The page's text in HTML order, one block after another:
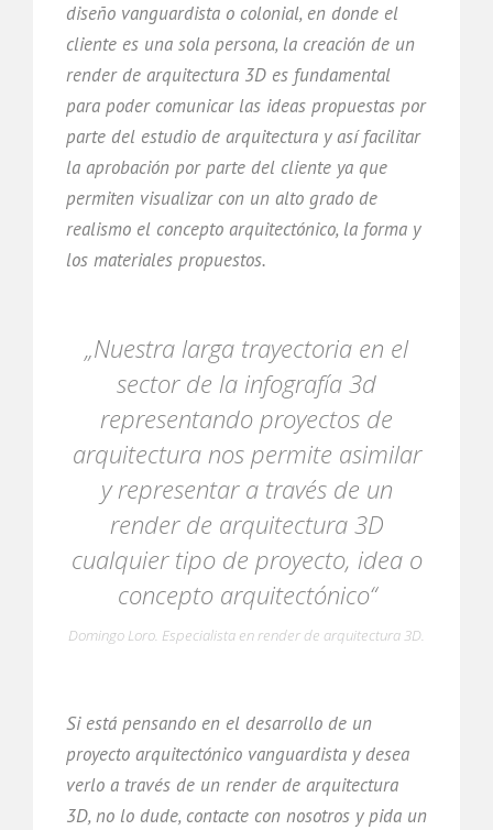
diseño vanguardista o colonial, en donde el
cliente es una sola persona, la creación de un
render de arquitectura 3D es fundamental
para poder comunicar las ideas propuestas por
parte del estudio de arquitectura y así facilitar
la aprobación por parte del cliente ya que
permiten visualizar con un alto grado de
realismo el concepto arquitectónico, la forma y
los materiales propuestos.
„Nuestra larga trayectoria en el
sector de la infografía 3d
representando proyectos de
arquitectura nos permite asimilar
y representar a través de un
render de arquitectura 3D
cualquier tipo de proyecto, idea o
concepto arquitectónico“
Domingo Loro. Especialista en render de arquitectura 3D.
Si está pensando en el desarrollo de un
proyecto arquitectónico vanguardista y desea
verlo a través de un render de arquitectura
3D, no lo dude, contacte con nosotros y pida un